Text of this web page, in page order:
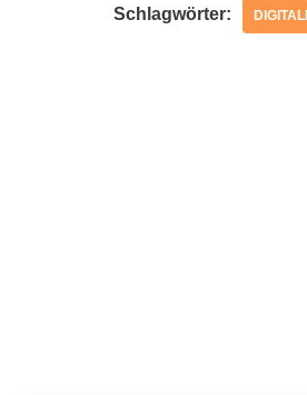
Schlagwörter: